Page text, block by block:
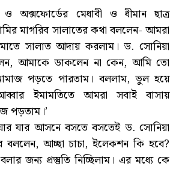
মেধাবী ও ধীমান ছাত্র
মাগরিব সালাতের কথা বললেন- আমরা
সালাত আদায় করলাম। ড. সোনিয়া
আমাকে ডাকলেন না কেন, আমি তো
পড়তে পারতাম। বললাম, ভুল হয়ে
ইমামতিতে আমরা সবাই বাসায়
পড়তাম।’
যার আসনে বসতে বসতেই ড. সোনিয়া
আচ্ছা চাচা, ইলেকশন কি হবে?
জন্য প্রস্তুতি নিচ্ছিলাম। এর মধ্যে কে